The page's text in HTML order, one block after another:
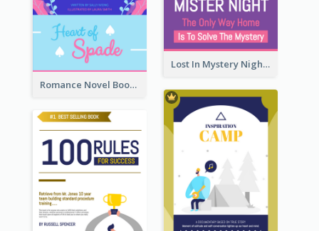
Lost In Mystery Night Book Cover
Romance Novel Book Cover